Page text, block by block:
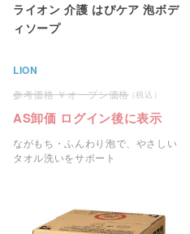
ライオン 介護 はぴケア 泡ボデ
ィソープ
LION
オープン価格
AS卸価 ログイン後に表示
ながもち・ふんわり泡で、やさしい
タオル洗いをサポート